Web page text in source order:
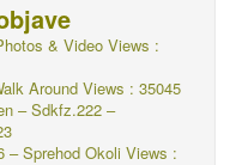
& Video Views :
Around Views : 35045
– Sdkfz.222 –
– Sprehod Okoli Views :